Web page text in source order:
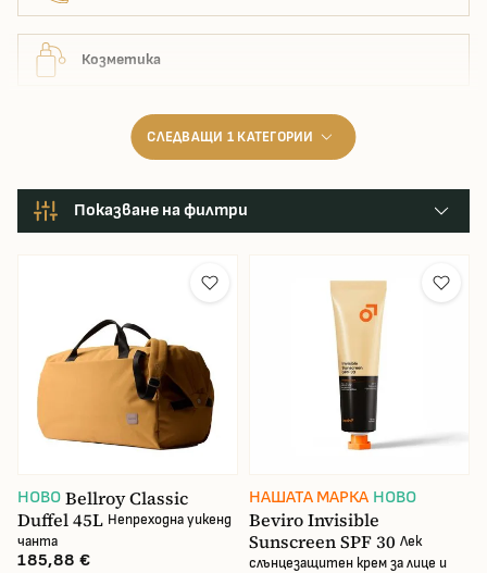
Козметика
СЛЕДВАЩИ 1 КАТЕГОРИИ
Показване на филтри
Цвят
НОВО Bellroy Classic
Duffel 45L Непреходна уикенд
чанта
185,88 €
НАШАТА МАРКА НОВО
Beviro Invisible
Sunscreen SPF 30 Лек
слънцезащитен крем за лице и